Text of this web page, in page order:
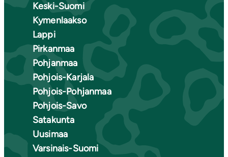
Keski-Suomi
Kymenlaakso
Lappi
Pirkanmaa
Pohjanmaa
Pohjois-Karjala
Pohjois-Pohjanmaa
Pohjois-Savo
Satakunta
Uusimaa
Varsinais-Suomi